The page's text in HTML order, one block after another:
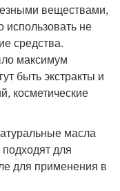
веществами,
не
средства.
максимум
быть экстракты и
косметические
масла
для
для применения в